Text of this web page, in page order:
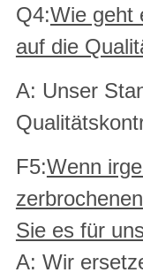
Q4:Wie geht
auf die
A: Unser
F5:Wenn
Sie es für
A: Wir